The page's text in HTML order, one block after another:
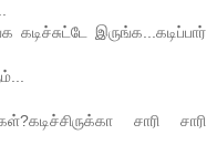
கடிச்சுட்டே இருங்க...கடிப்பார்
சாரி சாரி